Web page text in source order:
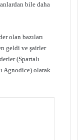
bile daha
olan bazıları
geldi ve şairler
(Spartalı
Agnodice) olarak